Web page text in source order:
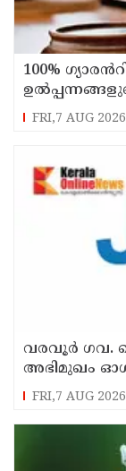
100%
സ്റ്റേ
FRI,7 AUG 2026
വരവൂർ ഗവ.
അഭിമുഖം
FRI,7 AUG 2026